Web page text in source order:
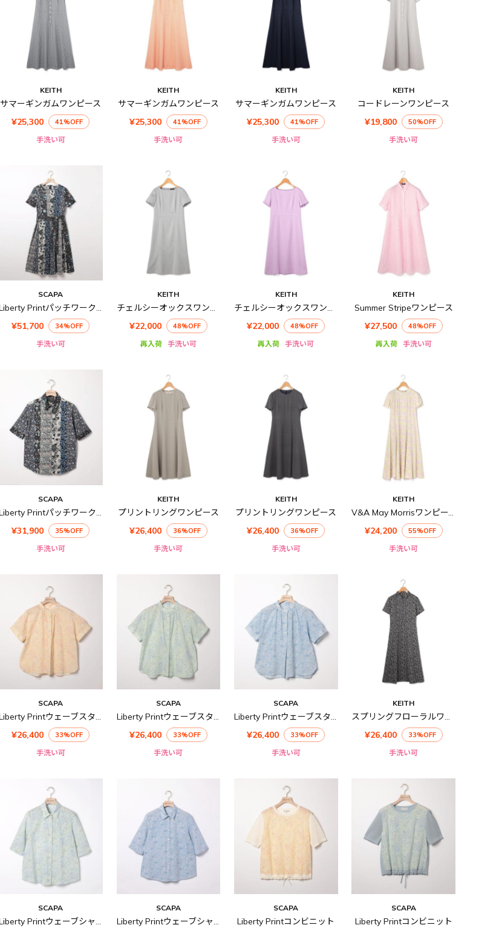
KEITH
サマーギンガムワンピース
¥25,300
41%OFF
手洗い可
KEITH
サマーギンガムワンピース
¥25,300
41%OFF
手洗い可
KEITH
サマーギンガムワンピース
¥25,300
41%OFF
手洗い可
KEITH
コードレーンワンピース
¥19,800
50%OFF
手洗い可
SCAPA
Liberty Printパッチワーク2ワンピース
¥51,700
34%OFF
手洗い可
KEITH
チェルシーオックスワンピース
¥22,000
48%OFF
再入荷 手洗い可
KEITH
チェルシーオックスワンピース
¥22,000
48%OFF
再入荷 手洗い可
KEITH
Summer Stripeワンピース
¥27,500
48%OFF
再入荷 手洗い可
SCAPA
¥31,900
35%OFF
手洗い可
KEITH
プリントリングワンピース
¥26,400
36%OFF
手洗い可
KEITH
プリントリングワンピース
¥26,400
36%OFF
手洗い可
KEITH
¥24,200
55%OFF
手洗い可
SCAPA
Liberty Printウェーブスタンド衿ブラウス
¥26,400
33%OFF
手洗い可
SCAPA
Liberty Printウェーブスタンド衿ブラウス
¥26,400
33%OFF
手洗い可
SCAPA
Liberty Printウェーブスタンド衿ブラウス
¥26,400
33%OFF
手洗い可
KEITH
スプリングフローラルワンピース
¥26,400
33%OFF
手洗い可
SCAPA
Liberty Printウェーブシャツ衿ブラウス
SCAPA
Liberty Printウェーブシャツ衿ブラウス
SCAPA
Liberty Printコンビニット
SCAPA
Liberty Printコンビニット